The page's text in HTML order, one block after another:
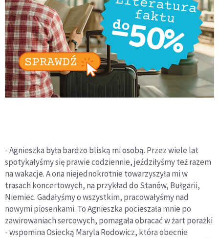
- Agnieszka była bardzo bliską mi osobą. Przez wiele lat
spotykałyśmy się prawie codziennie, jeździłyśmy też razem
na wakacje. A ona niejednokrotnie towarzyszyła mi w
trasach koncertowych, na przykład do Stanów, Bułgarii,
Niemiec. Gadałyśmy o wszystkim, pracowałyśmy nad
nowymi piosenkami. To Agnieszka pocieszała mnie po
zawirowaniach sercowych, pomagała obracać w żart porażki
- wspomina Osiecką Maryla Rodowicz, która obecnie